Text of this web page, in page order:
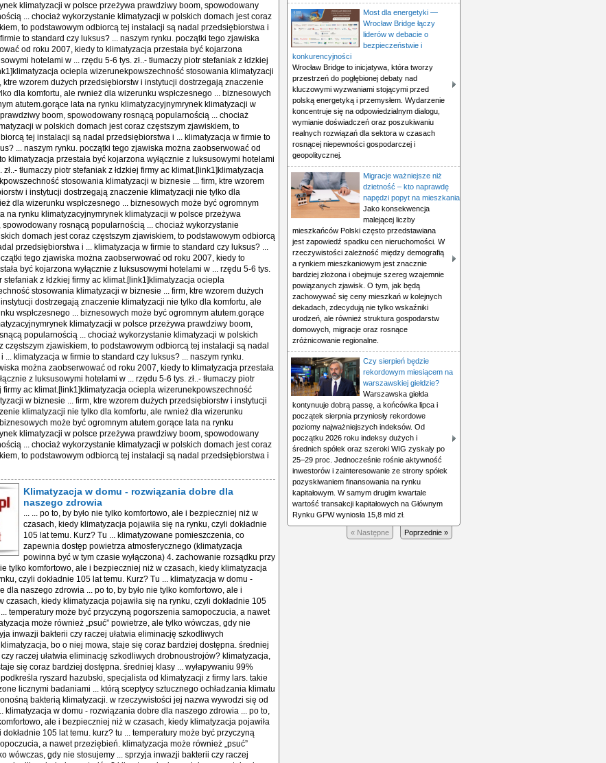
klimatyzacji w polsce przeżywa prawdziwy boom, spowodowany
... chociaż wykorzystanie klimatyzacji w polskich domach jest coraz
to podstawowym odbiorcą tej instalacji są nadal przedsiębiorstwa i
to standard czy luksus? ... naszym rynku. początki tego zjawiska
od roku 2007, kiedy to klimatyzacja przestała być kojarzona
hotelami w ... rzędu 5-6 tys. zł..- tłumaczy piotr stefaniak z łdzkiej
ociepla wizerunekpowszechność stosowania klimatyzacji
ktre wzorem dużych przedsiębiorstw i instytucji dostrzegają znaczenie
dla komfortu, ale rwnież dla wizerunku wspłczesnego ... biznesowych
atutem.gorące lata na rynku klimatyzacyjnymrynek klimatyzacji w
boom, spowodowany rosnącą popularnością ... chociaż
w polskich domach jest coraz częstszym zjawiskiem, to
tej instalacji są nadal przedsiębiorstwa i ... klimatyzacja w firmie to
... naszym rynku. początki tego zjawiska można zaobserwować od
klimatyzacja przestała być kojarzona wyłącznie z luksusowymi hotelami
zł..- tłumaczy piotr stefaniak z łdzkiej firmy ac klimat.[link1]klimatyzacja
stosowania klimatyzacji w biznesie ... firm, ktre wzorem
i instytucji dostrzegają znaczenie klimatyzacji nie tylko dla
dla wizerunku wspłczesnego ... biznesowych może być ogromnym
na rynku klimatyzacyjnymrynek klimatyzacji w polsce przeżywa
rosnącą popularnością ... chociaż wykorzystanie
domach jest coraz częstszym zjawiskiem, to podstawowym odbiorcą
przedsiębiorstwa i ... klimatyzacja w firmie to standard czy luksus? ...
tego zjawiska można zaobserwować od roku 2007, kiedy to
być kojarzona wyłącznie z luksusowymi hotelami w ... rzędu 5-6 tys.
stefaniak z łdzkiej firmy ac klimat.[link1]klimatyzacja ociepla
stosowania klimatyzacji w biznesie ... firm, ktre wzorem dużych
dostrzegają znaczenie klimatyzacji nie tylko dla komfortu, ale
wspłczesnego ... biznesowych może być ogromnym atutem.gorące
klimatyzacji w polsce przeżywa prawdziwy boom,
popularnością ... chociaż wykorzystanie klimatyzacji w polskich
częstszym zjawiskiem, to podstawowym odbiorcą tej instalacji są nadal
... klimatyzacja w firmie to standard czy luksus? ... naszym rynku.
można zaobserwować od roku 2007, kiedy to klimatyzacja przestała
z luksusowymi hotelami w ... rzędu 5-6 tys. zł..- tłumaczy piotr
firmy ac klimat.[link1]klimatyzacja ociepla wizerunekpowszechność
w biznesie ... firm, ktre wzorem dużych przedsiębiorstw i instytucji
klimatyzacji nie tylko dla komfortu, ale rwnież dla wizerunku
może być ogromnym atutem.gorące lata na rynku
klimatyzacji w polsce przeżywa prawdziwy boom, spowodowany
... chociaż wykorzystanie klimatyzacji w polskich domach jest coraz
to podstawowym odbiorcą tej instalacji są nadal przedsiębiorstwa i
Klimatyzacja w domu - rozwiązania dobre dla
naszego zdrowia
... ... po to, by było nie tylko komfortowo, ale i bezpieczniej niż w czasach, kiedy klimatyzacja pojawiła się na rynku, czyli dokładnie 105 lat temu. Kurz? Tu ... klimatyzowane pomieszczenia, co zapewnia dostęp powietrza atmosferycznego (klimatyzacja powinna być w tym czasie wyłączona) 4. zachowanie rozsądku przy ... po to, by było nie tylko komfortowo, ale i bezpieczniej niż w czasach, kiedy klimatyzacja pojawiła się na rynku, czyli dokładnie 105 lat temu. Kurz? Tu ... klimatyzacja w domu - rozwiązania dobre dla naszego zdrowia ... po to, by było nie tylko komfortowo, ale i bezpieczniej niż w czasach, kiedy klimatyzacja pojawiła się na rynku, czyli dokładnie 105 lat temu. kurz? tu ... temperatury może być przyczyną pogorszenia samopoczucia, a nawet przeziębień. klimatyzacja może również „psuć” powietrze, ale tylko wówczas, gdy nie stosujemy ... sprzyja inwazji bakterii czy raczej ułatwia eliminację szkodliwych drobnoustrojów? klimatyzacja, bo o niej mowa, staje się coraz bardziej dostępna. średniej ... inwazji bakterii czy raczej ułatwia eliminację szkodliwych drobnoustrojów? klimatyzacja, bo o niej mowa, staje się coraz bardziej dostępna. średniej klasy ... wyłapywaniu 99% kurzu z bakterii – podkreśla ryszard hazubski, specjalista od klimatyzacji z firmy lars. takie są fakty potwierdzone licznymi badaniami ... którą sceptycy sztucznego ochładzania klimatu nazywają śmiercionośną bakterią klimatyzacji. w rzeczywistości jej nazwa wywodzi się od zdarzenia, które ... klimatyzacja w domu - rozwiązania dobre dla naszego zdrowia ... po to, by było nie tylko komfortowo, ale i bezpieczniej niż w czasach, kiedy klimatyzacja pojawiła się na rynku, czyli dokładnie 105 lat temu. kurz? tu ... temperatury może być przyczyną pogorszenia samopoczucia, a nawet przeziębień. klimatyzacja może również „psuć” powietrze, ale tylko wówczas, gdy nie stosujemy ... sprzyja inwazji bakterii czy raczej ułatwia eliminację szkodliwych drobnoustrojów? klimatyzacja, bo o niej mowa, staje się coraz bardziej dostępna. średniej ... inwazji bakterii czy raczej ułatwia eliminację szkodliwych drobnoustrojów? klimatyzacja, bo o niej mowa, staje się coraz bardziej dostępna. średniej klasy ... wyłapywaniu 99% kurzu z bakterii – podkreśla ryszard hazubski, specjalista od klimatyzacji z firmy lars. takie są fakty potwierdzone licznymi badaniami ... którą sceptycy sztucznego ochładzania klimatu nazywają śmiercionośną bakterią klimatyzacji. w rzeczywistości jej nazwa wywodzi się od zdarzenia, które ... klimatyzacja w domu - rozwiązania dobre dla naszego zdrowia ... po to, by było nie tylko komfortowo, ale i bezpieczniej niż w czasach, kiedy klimatyzacja pojawiła się na rynku, czyli dokładnie 105 lat temu. kurz? tu ... temperatury może być przyczyną pogorszenia samopoczucia, a nawet przeziębień. klimatyzacja może również „psuć” powietrze, ale tylko wówczas, gdy nie stosujemy ... sprzyja inwazji bakterii czy raczej ułatwia eliminację szkodliwych drobnoustrojów? klimatyzacja, bo o niej mowa, staje się coraz bardziej dostępna. średniej ... inwazji bakterii czy raczej ułatwia eliminację szkodliwych drobnoustrojów? klimatyzacja, bo o niej mowa, staje się coraz bardziej dostępna. średniej klasy ... wyłapywaniu 99% kurzu z bakterii – podkreśla ryszard hazubski, specjalista od klimatyzacji z firmy lars. takie są fakty potwierdzone licznymi badaniami ... którą sceptycy sztucznego ochładzania klimatu nazywają śmiercionośną bakterią klimatyzacji. w rzeczywistości jej nazwa wywodzi się od zdarzenia, które ... klimatyzacja w domu - rozwiązania dobre dla naszego zdrowia ... po to, by było nie tylko komfortowo, ale i bezpieczniej niż w czasach, kiedy klimatyzacja pojawiła się na rynku, czyli dokładnie 105 lat temu. kurz? tu ... temperatury może być przyczyną pogorszenia samopoczucia, a nawet przeziębień. klimatyzacja może również „psuć” powietrze, ale tylko wówczas, gdy nie stosujemy ... sprzyja inwazji bakterii czy raczej ułatwia eliminację szkodliwych drobnoustrojów? klimatyzacja, bo o niej mowa, staje się coraz bardziej dostępna. średniej ... inwazji bakterii czy raczej ułatwia eliminację szkodliwych drobnoustrojów? klimatyzacja, bo o niej mowa, staje się coraz bardziej dostępna. średniej klasy ... wyłapywaniu 99% kurzu z bakterii – podkreśla ryszard hazubski, specjalista od klimatyzacji z firmy lars. takie są fakty potwierdzone licznymi badaniami ... którą sceptycy sztucznego ochładzania klimatu nazywają śmiercionośną bakterią klimatyzacji. w rzeczywistości jej nazwa wywodzi się od zdarzenia, które ... klimatyzacja w domu - rozwiązania dobre dla naszego zdrowia ... po to, by było nie tylko komfortowo, ale i bezpieczniej niż w czasach, kiedy klimatyzacja pojawiła się na rynku, czyli dokładnie 105 lat temu. kurz? tu ... temperatury może być przyczyną pogorszenia samopoczucia, a nawet przeziębień. klimatyzacja może również „psuć” powietrze, ale tylko wówczas, gdy nie stosujemy ... sprzyja inwazji bakterii czy raczej ułatwia eliminację szkodliwych drobnoustrojów? klimatyzacja, bo o niej mowa, staje się coraz bardziej dostępna. średniej ... inwazji bakterii czy raczej ułatwia eliminację szkodliwych drobnoustrojów? klimatyzacja, bo o niej mowa, staje się coraz bardziej dostępna. średniej klasy ... wyłapywaniu 99% kurzu z bakterii – podkreśla ryszard hazubski, specjalista od klimatyzacji z firmy lars. takie są fakty potwierdzone licznymi badaniami ... którą sceptycy sztucznego ochładzania klimatu nazywają śmiercionośną bakterią klimatyzacji. w rzeczywistości jej nazwa wywodzi się od zdarzenia, które ... klimatyzacja w domu - rozwiązania dobre dla naszego zdrowia ... po to, by było nie tylko komfortowo, ale i bezpieczniej niż w czasach, kiedy klimatyzacja pojawiła się na rynku, czyli dokładnie 105 lat temu. kurz? tu ... temperatury może być przyczyną pogorszenia samopoczucia, a nawet przeziębień. klimatyzacja może również „psuć” powietrze, ale tylko wówczas, gdy nie stosujemy ... sprzyja inwazji bakterii czy raczej ułatwia eliminację szkodliwych drobnoustrojów? klimatyzacja, bo o niej mowa, staje się coraz bardziej dostępna. średniej ... inwazji bakterii czy raczej ułatwia eliminację szkodliwych drobnoustrojów? klimatyzacja, bo o niej mowa, staje się coraz bardziej dostępna. średniej klasy ... wyłapywaniu 99% kurzu z bakterii – podkreśla ryszard hazubski, specjalista od klimatyzacji z firmy lars. takie są fakty potwierdzone licznymi badaniami ... którą sceptycy sztucznego ochładzania klimatu nazywają śmiercionośną bakterią klimatyzacji. w rzeczywistości jej nazwa wywodzi się od zdarzenia, które ... klimatyzacja w domu - rozwiązania dobre dla naszego zdrowia ... po to, by było nie tylko komfortowo, ale i bezpieczniej niż w czasach, kiedy klimatyzacja pojawiła się na rynku, czyli dokładnie 105 lat temu. kurz? tu ... temperatury może być przyczyną pogorszenia samopoczucia, a nawet przeziębień. klimatyzacja może również „psuć” powietrze, ale tylko wówczas, gdy nie stosujemy ... sprzyja inwazji bakterii czy raczej ułatwia eliminację szkodliwych drobnoustrojów? klimatyzacja, bo o niej mowa, staje się coraz bardziej dostępna. średniej ... inwazji bakterii czy raczej ułatwia eliminację szkodliwych drobnoustrojów? klimatyzacja, bo o niej mowa, staje się coraz bardziej dostępna. średniej klasy ... wyłapywaniu 99% kurzu z bakterii – podkreśla ryszard hazubski, specjalista od klimatyzacji z firmy lars. takie są fakty potwierdzone licznymi badaniami ... którą sceptycy sztucznego ochładzania klimatu nazywają śmiercionośną bakterią klimatyzacji. w rzeczywistości jej nazwa wywodzi się od zdarzenia, które ... klimatyzacja w domu - rozwiązania dobre dla naszego zdrowia ... po to, by było nie tylko komfortowo, ale i bezpieczniej niż w czasach, kiedy klimatyzacja pojawiła się na rynku, czyli dokładnie 105 lat temu. kurz? tu ... temperatury może być przyczyną pogorszenia samopoczucia, a nawet przeziębień. klimatyzacja może również „psuć” powietrze, ale tylko wówczas, gdy nie stosujemy ... sprzyja inwazji bakterii czy raczej ułatwia eliminację szkodliwych drobnoustrojów? klimatyzacja, bo o niej mowa, staje się coraz bardziej dostępna. średniej ... inwazji bakterii czy raczej ułatwia eliminację szkodliwych drobnoustrojów? klimatyzacja, bo o niej mowa, staje się coraz bardziej dostępna. średniej klasy ... wyłapywaniu 99% kurzu z bakterii – podkreśla ryszard hazubski, specjalista od klimatyzacji z firmy lars. takie są fakty potwierdzone licznymi badaniami ... którą sceptycy sztucznego ochładzania klimatu nazywają śmiercionośną bakterią klimatyzacji. w rzeczywistości jej nazwa wywodzi się od zdarzenia, które ... klimatyzacja w domu - rozwiązania dobre dla naszego zdrowia ... po to, by było nie tylko komfortowo, ale i bezpieczniej niż w czasach, kiedy klimatyzacja pojawiła się na rynku, czyli dokładnie 105 lat temu. kurz? tu ... temperatury może być przyczyną pogorszenia samopoczucia, a nawet przeziębień. klimatyzacja może również „psuć” powietrze, ale tylko wówczas, gdy nie stosujemy ... sprzyja inwazji bakterii czy raczej ułatwia eliminację szkodliwych drobnoustrojów? klimatyzacja, bo o niej mowa, staje się coraz bardziej dostępna. średniej ... inwazji bakterii czy raczej ułatwia eliminację szkodliwych drobnoustrojów? klimatyzacja, bo o niej mowa, staje się coraz bardziej dostępna. średniej klasy ... wyłapywaniu 99% kurzu z bakterii – podkreśla ryszard hazubski, specjalista od klimatyzacji z firmy lars. takie są fakty potwierdzone licznymi badaniami ... którą sceptycy sztucznego ochładzania klimatu nazywają śmiercionośną bakterią klimatyzacji. w rzeczywistości jej nazwa wywodzi się od zdarzenia, które ... klimatyzacja w domu - rozwiązania dobre dla naszego zdrowia ... po to, by było nie tylko komfortowo, ale i bezpieczniej niż w czasach, kiedy klimatyzacja pojawiła się na rynku, czyli dokładnie 105 lat temu. kurz? tu ... temperatury może być przyczyną pogorszenia samopoczucia, a nawet przeziębień. klimatyzacja może również „psuć” powietrze, ale tylko wówczas, gdy nie stosujemy ... sprzyja inwazj
Most dla energetyki —
Wrocław Bridge łączy
liderów w debacie o
bezpieczeństwie i
konkurencyjności
Wrocław Bridge to inicjatywa, która tworzy
przestrzeń do pogłębionej debaty nad
kluczowymi wyzwaniami stojącymi przed
polską energetyką i przemysłem. Wydarzenie
koncentruje się na odpowiedzialnym dialogu,
wymianie doświadczeń oraz poszukiwaniu
realnych rozwiązań dla sektora w czasach
rosnącej niepewności gospodarczej i
geopolitycznej.
Migracje ważniejsze niż
dzietność – kto naprawdę
napędzi popyt na mieszkania
Jako konsekwencja
malejącej liczby
mieszkańców Polski często przedstawiana
jest zapowiedź spadku cen nieruchomości. W
rzeczywistości zależność między demografią
a rynkiem mieszkaniowym jest znacznie
bardziej złożona i obejmuje szereg wzajemnie
powiązanych zjawisk. O tym, jak będą
zachowywać się ceny mieszkań w kolejnych
dekadach, zdecydują nie tylko wskaźniki
urodzeń, ale również struktura gospodarstw
domowych, migracje oraz rosnące
zróżnicowanie regionalne.
Czy sierpień będzie
rekordowym miesiącem na
warszawskiej giełdzie?
Warszawska giełda
kontynuuje dobrą passę, a końcówka lipca i
początek sierpnia przyniosły rekordowe
poziomy najważniejszych indeksów. Od
początku 2026 roku indeksy dużych i
średnich spółek oraz szeroki WIG zyskały po
25–29 proc. Jednocześnie rośnie aktywność
inwestorów i zainteresowanie ze strony spółek
pozyskiwaniem finansowania na rynku
kapitałowym. W samym drugim kwartale
wartość transakcji kapitałowych na Głównym
Rynku GPW wyniosła 15,8 mld zł.
Poprzednie »
« Następne